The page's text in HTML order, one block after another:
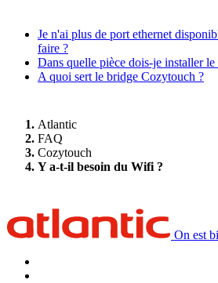
Je n'ai plus de port ethernet
faire ?
Dans quelle pièce dois-je installer
A quoi sert le bridge Cozytouch ?
Atlantic
FAQ
Cozytouch
Y a-t-il besoin du Wifi ?
On est